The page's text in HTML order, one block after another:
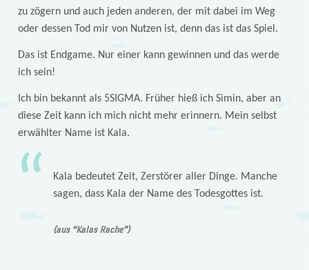
zu zögern und auch jeden anderen, der mit dabei im Weg
oder dessen Tod mir von Nutzen ist, denn das ist das Spiel.
Das ist Endgame. Nur einer kann gewinnen und das werde
ich sein!
Ich bin bekannt als 5SIGMA. Früher hieß ich Simin, aber an
diese Zeit kann ich mich nicht mehr erinnern. Mein selbst
erwählter Name ist Kala.
Kala bedeutet Zeit, Zerstörer aller Dinge. Manche
sagen, dass Kala der Name des Todesgottes ist.
(aus “Kalas Rache”)